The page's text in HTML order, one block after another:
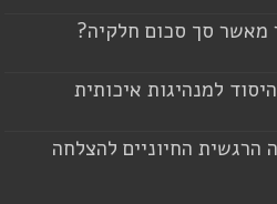
מאשר סך סכום חלקיה?
למנהיגות איכותית
הרגשית החיוניים להצלחה